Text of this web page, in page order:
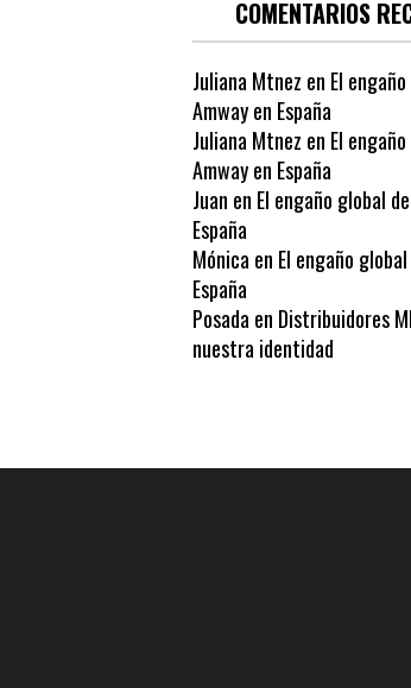
COMENTARIOS
Juliana Mtnez en El
Amway en España
Juliana Mtnez en El
Amway en España
Juan en El engaño global
España
Mónica en El engaño
España
Posada en Distribuidores
nuestra identidad